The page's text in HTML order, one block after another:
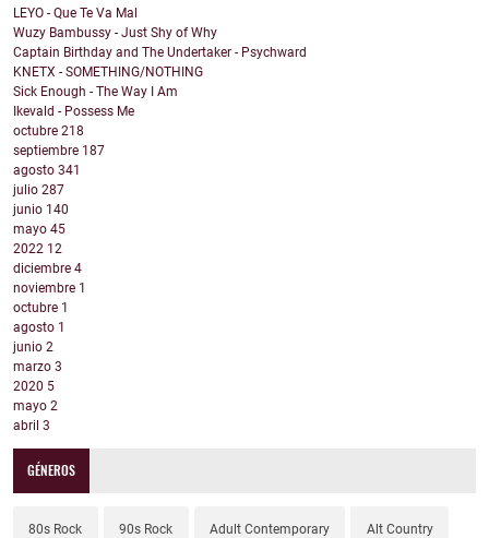
LEYO - Que Te Va Mal
Wuzy Bambussy - Just Shy of Why
Captain Birthday and The Undertaker - Psychward
KNETX - SOMETHING/NOTHING
Sick Enough - The Way I Am
Ikevald - Possess Me
octubre 218
septiembre 187
agosto 341
julio 287
junio 140
mayo 45
2022 12
diciembre 4
noviembre 1
octubre 1
agosto 1
junio 2
marzo 3
2020 5
mayo 2
abril 3
GÉNEROS
80s Rock 90s Rock Adult Contemporary Alt Country